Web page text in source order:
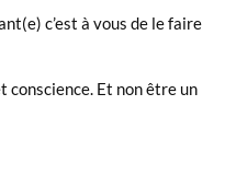
c’est à vous de le faire
conscience. Et non être un